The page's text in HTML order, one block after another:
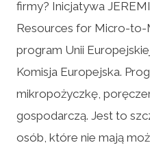
firmy? Inicjatywa
Resources for Micro-to-
program Unii
Komisja Europejska.
mikropożyczkę,
gospodarczą. Jest to
osób, które nie mają